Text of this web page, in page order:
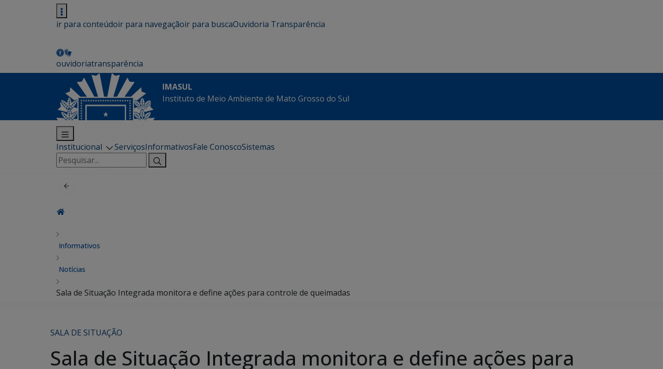
ir para conteúdoir para navegaçãoir para buscaOuvidoria Transparência
ouvidoriatransparência
IMASUL
Instituto de Meio Ambiente de Mato Grosso do Sul
Institucional ServiçosInformativosFale ConoscoSistemas
Pesquisar
por:
Informativos
Notícias
Sala de Situação Integrada monitora e define ações para controle de queimadas
SALA DE SITUAÇÃO
Sala de Situação Integrada monitora e define ações para